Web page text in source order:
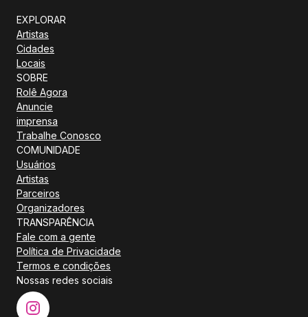
EXPLORAR
Artistas
Cidades
Locais
SOBRE
Rolê Agora
Anuncie
imprensa
Trabalhe Conosco
COMUNIDADE
Usuários
Artistas
Parceiros
Organizadores
TRANSPARÊNCIA
Fale com a gente
Política de Privacidade
Termos e condições
Nossas redes sociais